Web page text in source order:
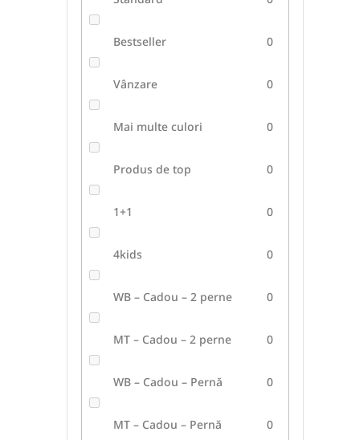
Bestseller 0
Vânzare 0
Mai multe culori 0
Produs de top 0
1+1 0
4kids 0
WB – Cadou – 2 perne 0
MT – Cadou – 2 perne 0
WB – Cadou – Pernă 0
MT – Cadou – Pernă 0